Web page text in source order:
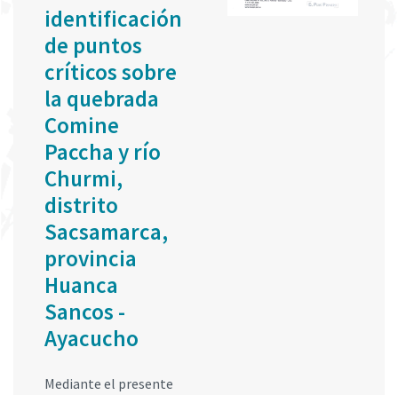
identificación
de puntos
críticos sobre
la quebrada
Comine
Paccha y río
Churmi,
distrito
Sacsamarca,
provincia
Huanca
Sancos -
Ayacucho
Mediante el presente